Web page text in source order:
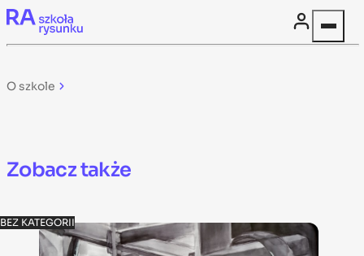
Skip to content
O szkole
Zobacz także
BEZ KATEGORII